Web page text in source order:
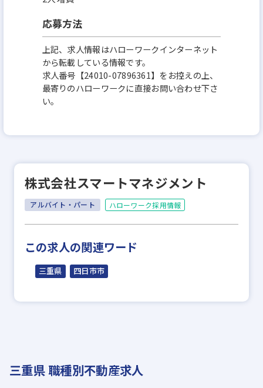
応募方法
上記、求人情報はハローワークインターネット
から転載している情報です。
求人番号【24010-07896361】をお控えの上、
最寄りのハローワークに直接お問い合わせ下さ
い。
株式会社スマートマネジメント
アルバイト・パート ハローワーク採用情報
この求人の関連ワード
三重県 四日市市
三重県 職種別不動産求人